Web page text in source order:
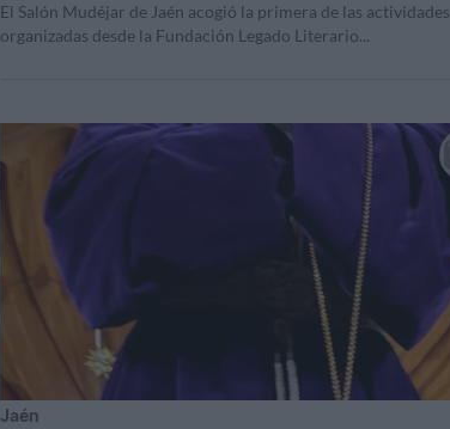
El Salón Mudéjar de Jaén acogió la primera de las actividades
organizadas desde la Fundación Legado Literario...
Jaén